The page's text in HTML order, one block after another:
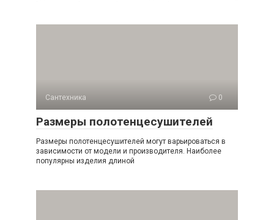
Сантехника 0
Размеры полотенцесушителей
Размеры полотенцесушителей могут варьироваться в
зависимости от модели и производителя. Наиболее
популярны изделия длиной